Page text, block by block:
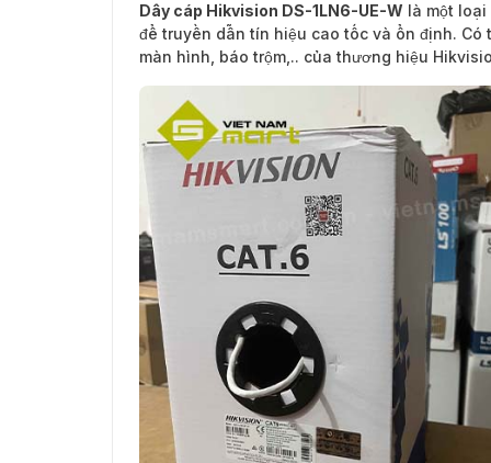
Dây cáp Hikvision DS-1LN6-UE-W là một
để truyền dẫn tín hiệu cao tốc và ổn định.
màn hình, báo trộm,.. của thương hiệu